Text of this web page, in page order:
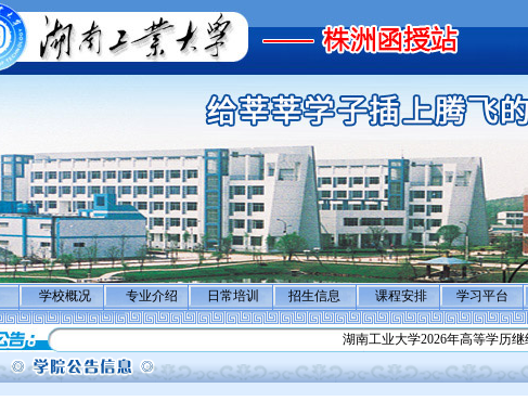
学校概况 专业介绍 日常培训 招生信息 课程安排 学习平台
湖南工业大学2026年高等学历继续教育